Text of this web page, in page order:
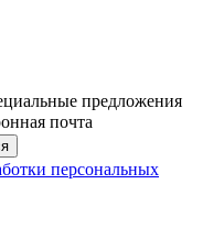
предложения
почта
персональных